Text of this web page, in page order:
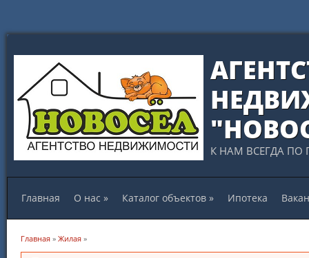
К НАМ ВСЕГДА ПО
Главная О нас » Каталог объектов » Ипотека
Вы здесь
Главная » Жилая »